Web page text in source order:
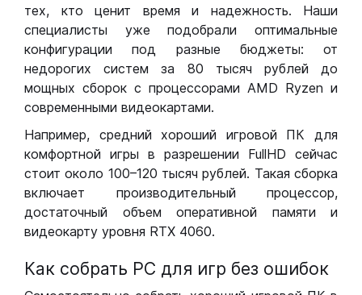
тех, кто ценит время и надежность. Наши
специалисты уже подобрали оптимальные
конфигурации под разные бюджеты: от
недорогих систем за 80 тысяч рублей до
мощных сборок с процессорами AMD Ryzen и
современными видеокартами.
Например, средний хороший игровой ПК для
комфортной игры в разрешении FullHD сейчас
стоит около 100–120 тысяч рублей. Такая сборка
включает производительный процессор,
достаточный объем оперативной памяти и
видеокарту уровня RTX 4060.
Как собрать РС для игр без ошибок